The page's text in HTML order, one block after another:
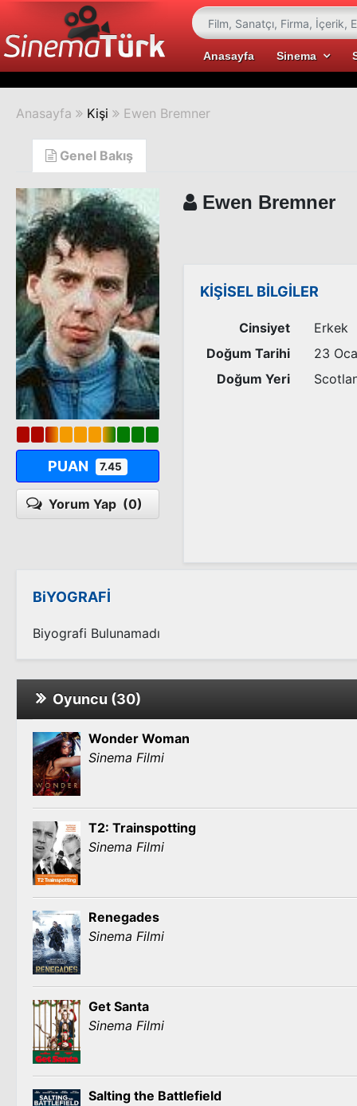
Anasayfa Sinema
Anasayfa Kişi Ewen Bremner
Genel Bakış
PUAN 7.45
Yorum Yap (0)
Ewen Bremner
KİŞİSEL BİLGİLER
Cinsiyet
Erkek
Doğum Tarihi
23
Doğum Yeri
BiYOGRAFİ
Biyografi Bulunamadı
Oyuncu (30)
Wonder Woman
Sinema Filmi
T2: Trainspotting
Sinema Filmi
Renegades
Sinema Filmi
Get Santa
Sinema Filmi
Salting the Battlefield